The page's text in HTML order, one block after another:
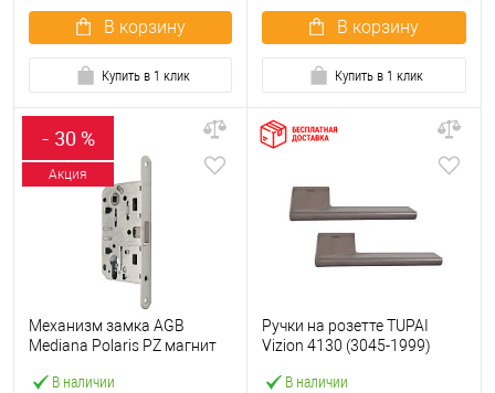
В корзину
Купить в 1 клик
В корзину
Купить в 1 клик
- 30 %
Акция
В наличии
Механизм замка AGB
Mediana Polaris PZ магнит
В наличии
Ручки на розетте TUPAI
Vizion 4130 (3045-1999)